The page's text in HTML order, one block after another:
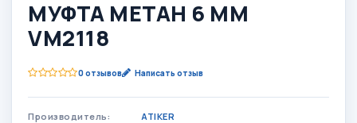
МУФТА МЕТАН 6 ММ
VM2118
0 отзывов Написать отзыв
Производитель:
ATIKER